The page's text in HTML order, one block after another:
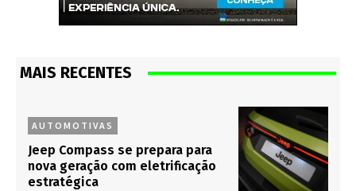
MAIS RECENTES
AUTOMOTIVAS
Jeep Compass se prepara para
nova geração com eletrificação
estratégica